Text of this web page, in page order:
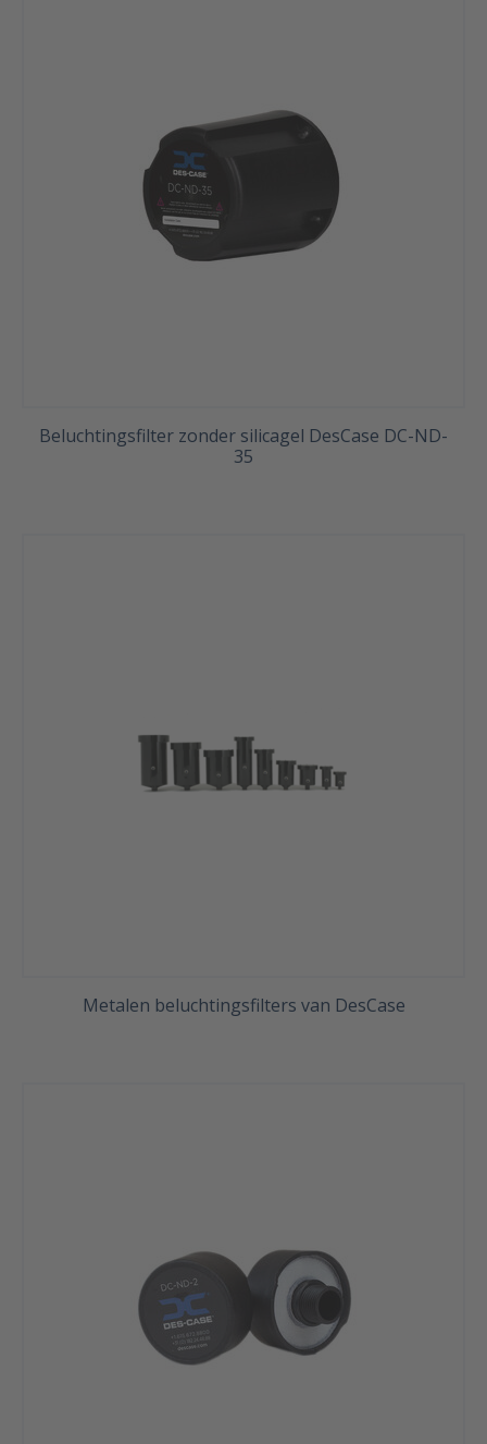
Beluchtingsfilter zonder silicagel DesCase DC-ND-
35
Metalen beluchtingsfilters van DesCase